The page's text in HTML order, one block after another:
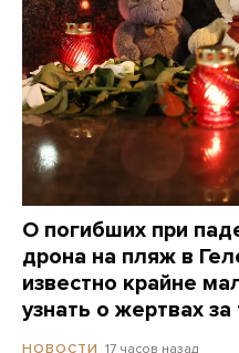
О погибших при
дрона на пляж в
известно крайне
узнать о жертвах за
НОВОСТИ 17 часов назад